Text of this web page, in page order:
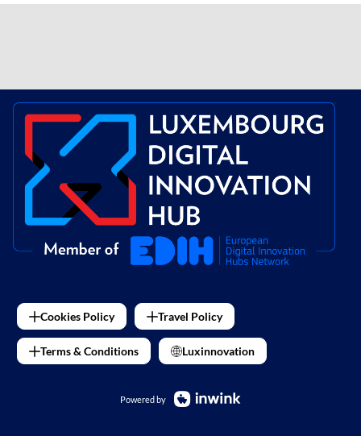
Cookies Policy Travel Policy
Terms & Conditions Luxinnovation
Powered by